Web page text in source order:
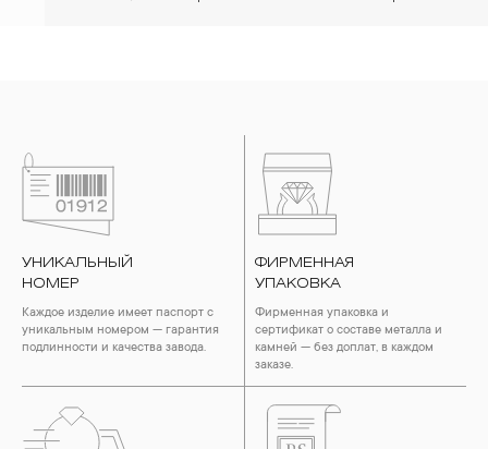
УНИКАЛЬНЫЙ
НОМЕР
Каждое изделие имеет паспорт с
уникальным номером — гарантия
подлинности и качества завода.
ФИРМЕННАЯ
УПАКОВКА
Фирменная упаковка и
сертификат о составе металла и
камней — без доплат, в каждом
заказе.